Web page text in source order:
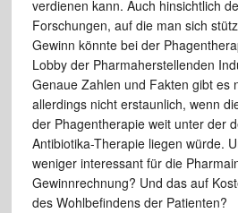
verdienen kann. Auch hinsichtlich
Forschungen, auf die man sich
Gewinn könnte bei der
Lobby der Pharmaherstellenden
Genaue Zahlen und Fakten gibt es
allerdings nicht erstaunlich, wenn
der Phagentherapie weit unter der
Antibiotika-Therapie liegen würde.
weniger interessant für die
Gewinnrechnung? Und das auf
des Wohlbefindens der Patienten?